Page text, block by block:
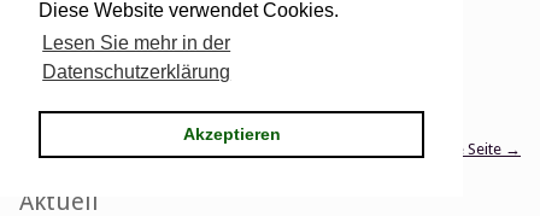
Diese Website verwendet Cookies.
Lesen Sie mehr in der
Datenschutzerklärung
Akzeptieren
Cheers
1 Kommentar
Pagination
nächste Seite →
Seitenleiste
Aktuell